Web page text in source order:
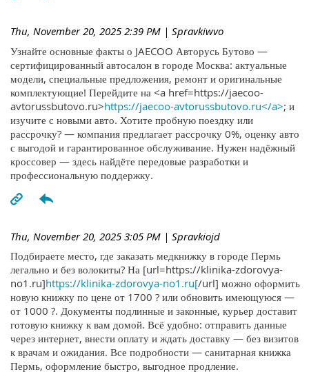
Thu, November 20, 2025 2:39 PM | Spravkiwvo
Узнайте основные факты о JAECOO Авторусь Бутово —
сертифицированный автосалон в городе Москва: актуальные
модели, специальные предложения, ремонт и оригинальные
комплектующие! Перейдите на <a href=https://jaecoo-
avtorussbutovo.ru>https://jaecoo-avtorussbutovo.ru</a>; и
изучите с новыми авто. Хотите пробную поездку или
рассрочку? — компания предлагает рассрочку 0%, оценку авто
с выгодой и гарантированное обслуживание. Нужен надёжный
кроссовер — здесь найдёте передовые разработки и
профессиональную поддержку.
Thu, November 20, 2025 3:05 PM | Spravkiojd
Подбираете место, где заказать медкнижку в городе Пермь
легально и без волокиты? На [url=https://klinika-zdorovya-
no1.ru]https://klinika-zdorovya-no1.ru[/url] можно оформить
новую книжку по цене от 1700 ? или обновить имеющуюся —
от 1000 ?. Документы подлинные и законные, курьер доставит
готовую книжку к вам домой. Всё удобно: отправить данные
через интернет, внести оплату и ждать доставку — без визитов
к врачам и ожидания. Все подробности — санитарная книжка
Пермь, оформление быстро, выгодное продление.